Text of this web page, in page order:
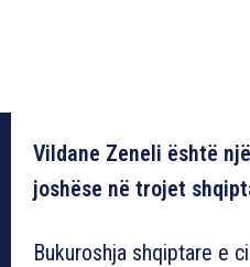
Vildane Zeneli është
joshëse në trojet
Bukuroshja shqiptare e